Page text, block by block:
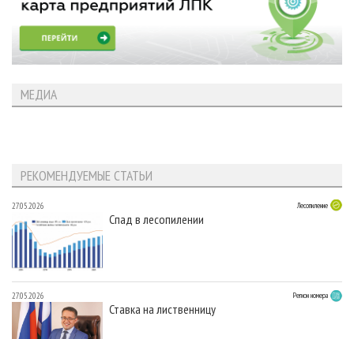
МЕДИА
РЕКОМЕНДУЕМЫЕ СТАТЬИ
27.05.2026 Лесопиление
Спад в лесопилении
27.05.2026 Регион номера
Ставка на лиственницу